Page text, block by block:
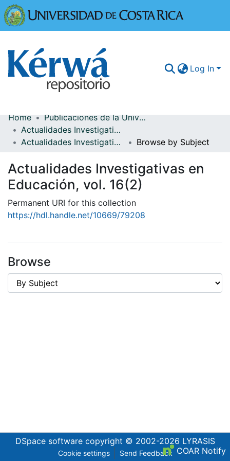
Log In
Communities & Collections
More Information
Browse Kérwá
Statistics
Home
Publicaciones de la Universidad de Costa Rica
Actualidades Investigativas en Educación
Actualidades Investigativas en Educación, vol. 16(2)
Browse by Subject
Actualidades Investigativas en
Educación, vol. 16(2)
Permanent URI for this collection
https://hdl.handle.net/10669/79208
Browse
DSpace softwarecopyright © 2002-2026 LYRASIS
Cookie settings Send Feedback COAR Notify